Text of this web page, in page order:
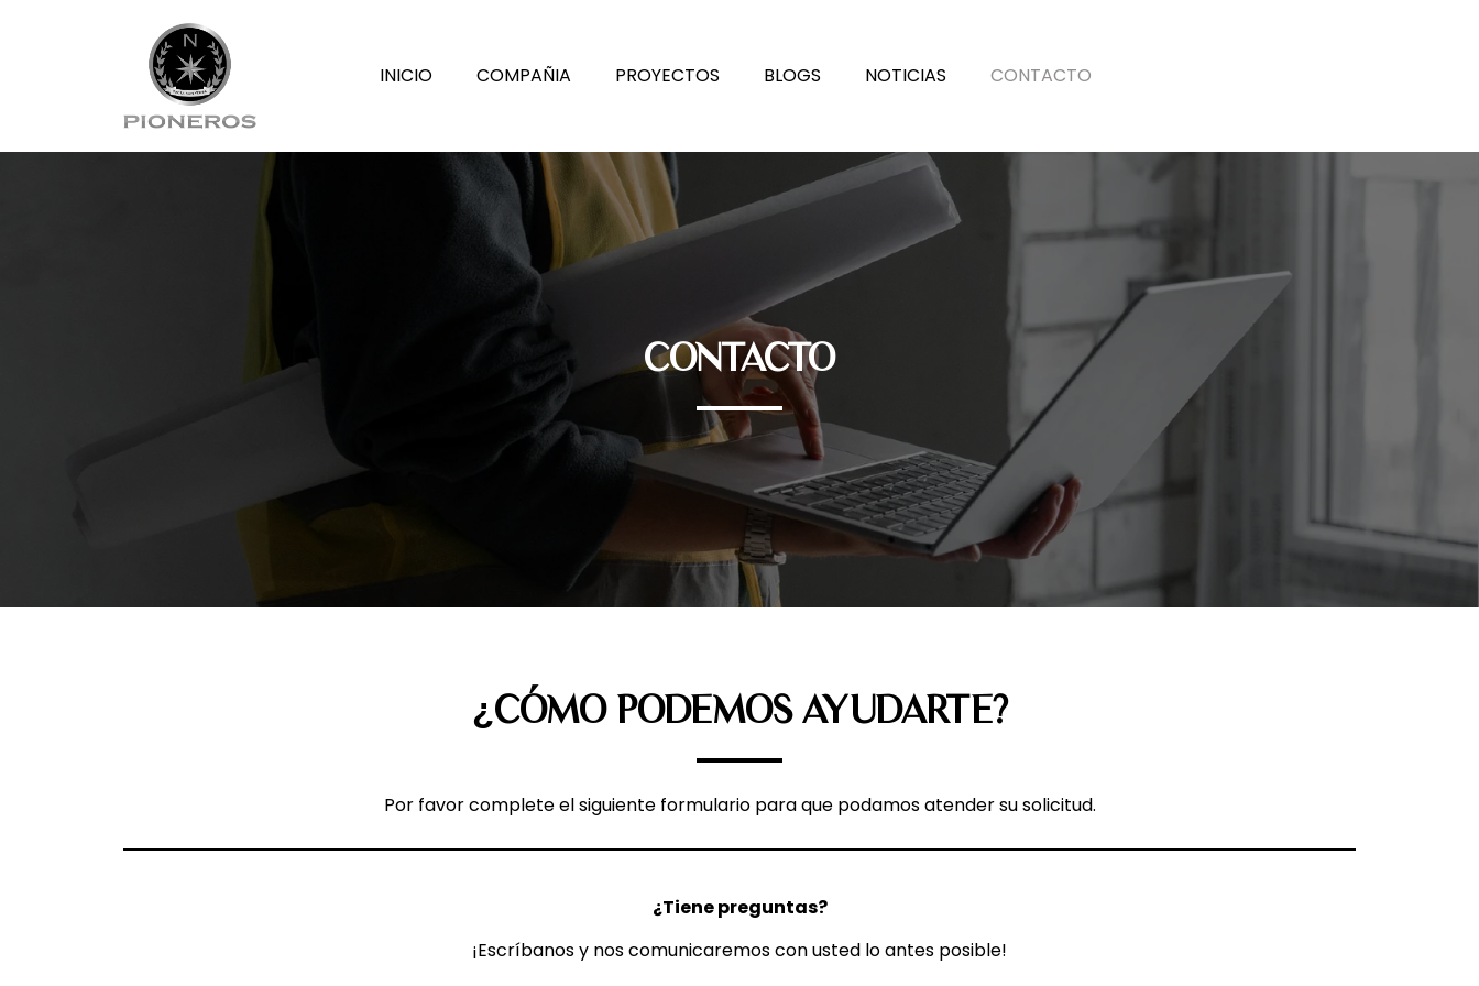
INICIO COMPAÑIA PROYECTOS BLOGS NOTICIAS CONTACTO
CONTACTO
¿CÓMO PODEMOS AYUDARTE?
Por favor complete el siguiente formulario para que podamos atender su solicitud.
¿Tiene preguntas?
¡Escríbanos y nos comunicaremos con usted lo antes posible!